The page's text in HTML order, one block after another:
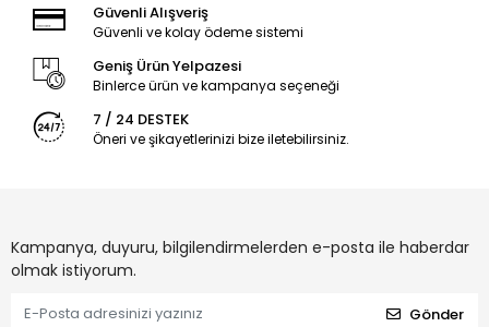
Güvenli Alışveriş
Güvenli ve kolay ödeme sistemi
Geniş Ürün Yelpazesi
Binlerce ürün ve kampanya seçeneği
7 / 24 DESTEK
Öneri ve şikayetlerinizi bize iletebilirsiniz.
Kampanya, duyuru, bilgilendirmelerden e-posta ile haberdar
olmak istiyorum.
Gönder